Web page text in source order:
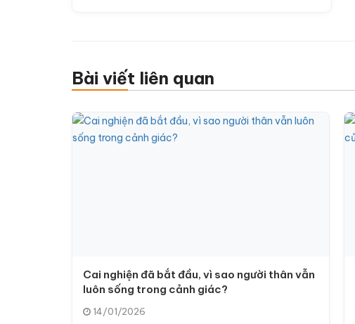
Bài viết liên quan
Cai nghiện đã bắt đầu, vì sao người thân vẫn
luôn sống trong cảnh giác?
14/01/2026